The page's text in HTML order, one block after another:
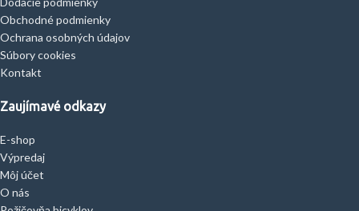
Obchodné podmienky
Ochrana osobných údajov
Súbory cookies
Kontakt
Zaujímavé odkazy
E-shop
Výpredaj
Môj účet
O nás